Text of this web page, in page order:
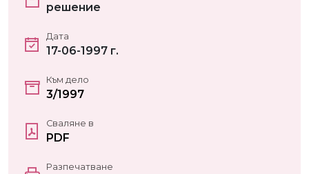
решение
Дата
17-06-1997 г.
Към дело
3/1997
Сваляне в
PDF
Разпечатване